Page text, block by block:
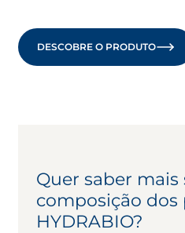
DESCOBRE O PRODUTO
Quer saber mais
composição
HYDRABIO?